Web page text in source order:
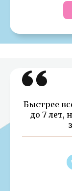
Быстрее
до 7 лет,